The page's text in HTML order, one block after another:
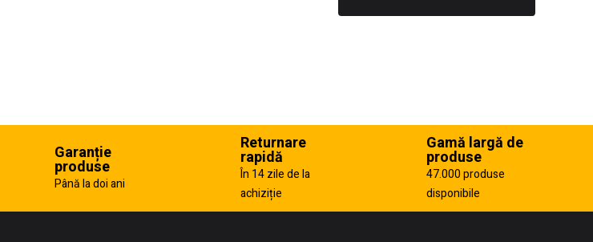
Garanție
produse
Până la doi ani
Returnare
rapidă
În 14 zile de la
achiziție
Gamă largă de
produse
47.000 produse
disponibile